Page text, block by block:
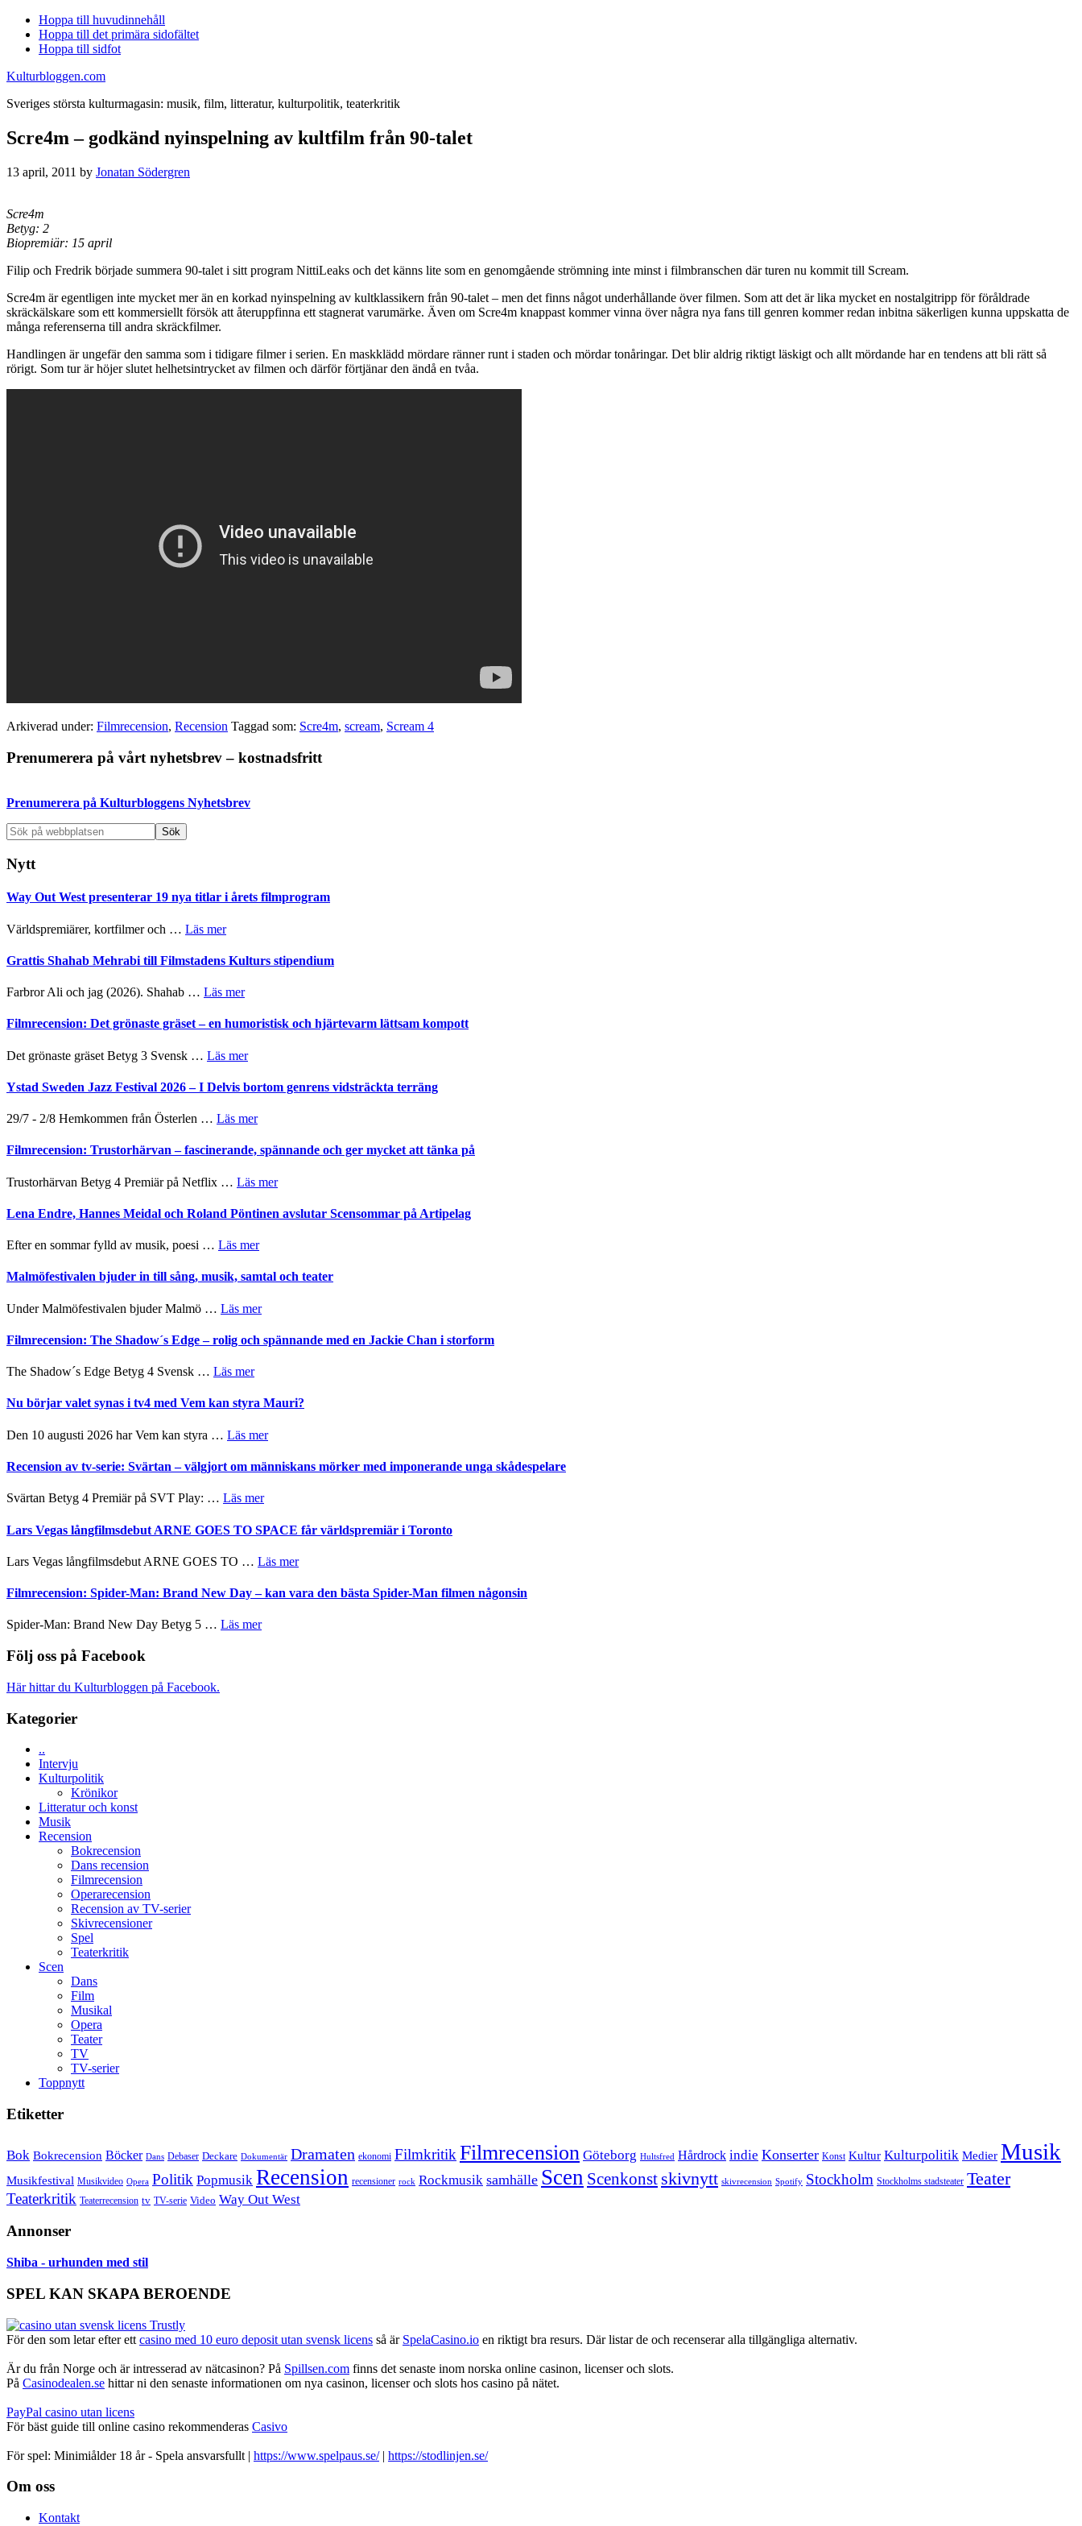
Hoppa till huvudinnehåll
Hoppa till det primära sidofältet
Hoppa till sidfot
Kulturbloggen.com
Sveriges största kulturmagasin: musik, film, litteratur, kulturpolitik, teaterkritik
Scre4m – godkänd nyinspelning av kultfilm från 90-talet
13 april, 2011 by Jonatan Södergren
Scre4m
Betyg: 2
Biopremiär: 15 april
Filip och Fredrik började summera 90-talet i sitt program NittiLeaks och det känns lite som en genomgående strömning inte minst i filmbranschen där turen nu kommit till Scream.
Scre4m är egentligen inte mycket mer än en korkad nyinspelning av kultklassikern från 90-talet – men det finns något underhållande över filmen. Som att det är lika mycket en nostalgitripp för föråldrade
skräckälskare som ett kommersiellt försök att återuppfinna ett stagnerat varumärke. Även om Scre4m knappast kommer vinna över några nya fans till genren kommer redan inbitna säkerligen kunna uppskatta de
många referenserna till andra skräckfilmer.
Handlingen är ungefär den samma som i tidigare filmer i serien. En maskklädd mördare ränner runt i staden och mördar tonåringar. Det blir aldrig riktigt läskigt och allt mördande har en tendens att bli rätt så
rörigt. Som tur är höjer slutet helhetsintrycket av filmen och därför förtjänar den ändå en tvåa.
Arkiverad under: Filmrecension, Recension Taggad som: Scre4m, scream, Scream 4
Primärt
Prenumerera på vårt nyhetsbrev – kostnadsfritt
Prenumerera på Kulturbloggens Nyhetsbrev
Sök
på
webbplatsen
Nytt
Way Out West presenterar 19 nya titlar i årets filmprogram
Världspremiärer, kortfilmer och … Läs merom
Out
19
titlar
årets
Grattis Shahab Mehrabi till Filmstadens Kulturs stipendium
Farbror Ali och jag (2026). Shahab … Läs merom
Shahab
Filmstadens
stipendium
Filmrecension: Det grönaste gräset – en humoristisk och hjärtevarm lättsam kompott
Det grönaste gräset Betyg 3 Svensk … Läs merom
Det
grönaste
–
humoristisk
hjärtevarm
kompott
Ystad Sweden Jazz Festival 2026 – I Delvis bortom genrens vidsträckta terräng
29/7 - 2/8 Hemkommen från Österlen … Läs merom
Sweden
Jazz
2026
I
bortom
vidsträckta
Filmrecension: Trustorhärvan – fascinerande, spännande och ger mycket att tänka på
Trustorhärvan Betyg 4 Premiär på Netflix … Läs merom
Trustorhärvan
ger
på
Lena Endre, Hannes Meidal och Roland Pöntinen avslutar Scensommar på Artipelag
Efter en sommar fylld av musik, poesi … Läs merom
Endre,
och
Pöntinen
Artipelag
Malmöfestivalen bjuder in till sång, musik, samtal och teater
Under Malmöfestivalen bjuder Malmö … Läs merom
bjuder
in
samtal
teater
Filmrecension: The Shadow´s Edge – rolig och spännande med en Jackie Chan i storform
The Shadow´s Edge Betyg 4 Svensk … Läs merom
The
Edge
rolig
spännande
en
Chan
storform
Nu börjar valet synas i tv4 med Vem kan styra Mauri?
Den 10 augusti 2026 har Vem kan styra … Läs merom
börjar
med
kan
Mauri?
Recension av tv-serie: Svärtan – välgjort om människans mörker med imponerande unga skådespelare
Svärtan Betyg 4 Premiär på SVT Play: … Läs merom
av
tv-
serie:
Svärtan
välgjort
Lars Vegas långfilmsdebut ARNE GOES TO SPACE får världspremiär i Toronto
Lars Vegas långfilmsdebut ARNE GOES TO … Läs merom
Vegas
Filmrecension: Spider-Man: Brand New Day – kan vara den bästa Spider-Man filmen någonsin
Spider-Man: Brand New Day Betyg 5 … Läs merom
Följ oss på Facebook
Här hittar du Kulturbloggen på Facebook.
Kategorier
..
Intervju
Kulturpolitik
Krönikor
Litteratur och konst
Musik
Recension
Bokrecension
Dans recension
Filmrecension
Operarecension
Recension av TV-serier
Skivrecensioner
Spel
Teaterkritik
Scen
Dans
Film
Musikal
Opera
Teater
TV
TV-serier
Toppnytt
Etiketter
Bok Bokrecension Böcker Dans Debaser Deckare Dokumentär Dramaten ekonomi Filmkritik Filmrecension Göteborg Hultsfred Hårdrock indie Konserter Konst Kultur Kulturpolitik Medier Musik
Musikfestival Musikvideo Opera Politik Popmusik Recension recensioner rock Rockmusik samhälle Scen Scenkonst skivnytt skivrecension Spotify Stockholm Stockholms stadsteater Teater
Teaterkritik Teaterrecension tv TV-serie Video Way Out West
Annonser
Shiba - urhunden med stil
SPEL KAN SKAPA BEROENDE
För den som letar efter ett casino med 10 euro deposit utan svensk licens så är SpelaCasino.io en riktigt bra resurs. Där listar de och recenserar alla tillgängliga alternativ.
Är du från Norge och är intresserad av nätcasinon? På Spillsen.com finns det senaste inom norska online casinon, licenser och slots.
På Casinodealen.se hittar ni den senaste informationen om nya casinon, licenser och slots hos casino på nätet.
PayPal casino utan licens
För bäst guide till online casino rekommenderas Casivo
För spel: Minimiålder 18 år - Spela ansvarsfullt | https://www.spelpaus.se/| https://stodlinjen.se/
Footer
Om oss
Kontakt